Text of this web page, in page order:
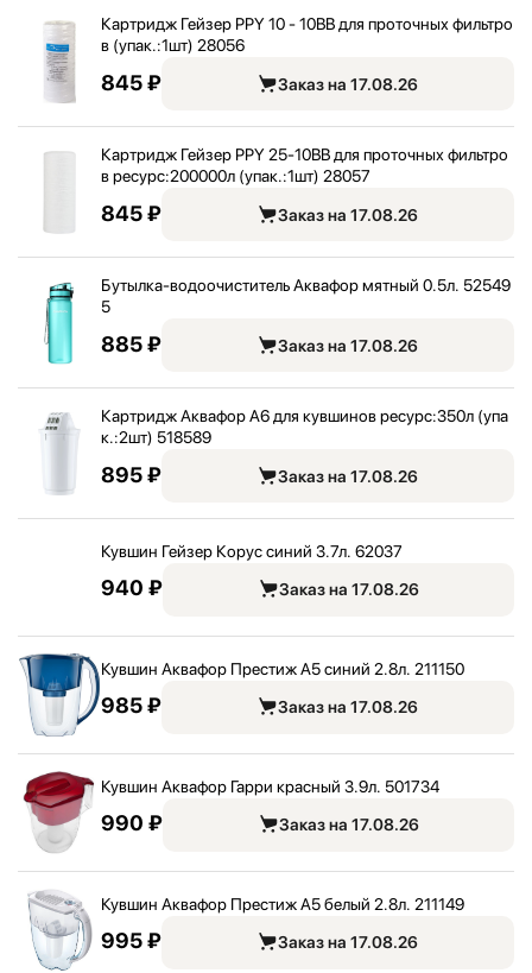
Картридж Гейзер PPY 10 - 10BB для проточных фильтро
в (упак.:1шт) 28056
845 ₽ Заказ на 17.08.26
Картридж Гейзер PPY 25-10BB для проточных фильтро
в ресурс:200000л (упак.:1шт) 28057
845 ₽ Заказ на 17.08.26
Бутылка-водоочиститель Аквафор мятный 0.5л. 52549
5
885 ₽ Заказ на 17.08.26
Картридж Аквафор A6 для кувшинов ресурс:350л (упа
к.:2шт) 518589
895 ₽ Заказ на 17.08.26
Кувшин Гейзер Корус синий 3.7л. 62037
940 ₽ Заказ на 17.08.26
Кувшин Аквафор Престиж A5 синий 2.8л. 211150
985 ₽ Заказ на 17.08.26
Кувшин Аквафор Гарри красный 3.9л. 501734
990 ₽ Заказ на 17.08.26
Кувшин Аквафор Престиж A5 белый 2.8л. 211149
995 ₽ Заказ на 17.08.26